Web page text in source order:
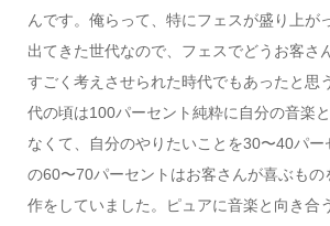
んです。俺らって、特にフェスが盛り上が
出てきた世代なので、フェスでどうお客さ
すごく考えさせられた時代でもあったと思
代の頃は100パーセント純粋に自分の音楽
なくて、自分のやりたいことを30〜40パー
の60〜70パーセントはお客さんが喜ぶもの
作をしていました。ピュアに音楽と向き合